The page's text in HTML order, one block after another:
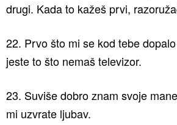
drugi. Kada to kažeš prvi,
22. Prvo što mi se kod tebe
jeste to što nemaš televizor.
23. Suviše dobro znam svoje
mi uzvrate ljubav.